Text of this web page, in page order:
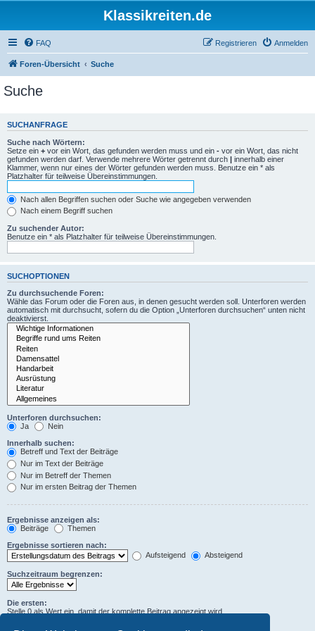
Klassikreiten.de
FAQ Anmelden
Registrieren
Foren-Übersicht Suche
Suche
SUCHANFRAGE
Suche nach Wörtern:
Setze ein + vor ein Wort, das gefunden werden muss und ein - vor ein Wort, das nicht
gefunden werden darf. Verwende mehrere Wörter getrennt durch | innerhalb einer
Klammer, wenn nur eines der Wörter gefunden werden muss. Benutze ein * als
Platzhalter für teilweise Übereinstimmungen.
Nach allen Begriffen suchen oder Suche wie angegeben verwenden
Nach einem Begriff suchen
Zu suchender Autor:
Benutze ein * als Platzhalter für teilweise Übereinstimmungen.
SUCHOPTIONEN
Zu durchsuchende Foren:
Wähle das Forum oder die Foren aus, in denen gesucht werden soll. Unterforen werden
automatisch mit durchsucht, sofern du die Option „Unterforen durchsuchen“ unten nicht
deaktivierst.
Unterforen durchsuchen:
Ja
Nein
Innerhalb suchen:
Betreff und Text der Beiträge
Nur im Text der Beiträge
Nur im Betreff der Themen
Nur im ersten Beitrag der Themen
Ergebnisse anzeigen als:
Beiträge
Themen
Ergebnisse sortieren nach:
Aufsteigend
Absteigend
Suchzeitraum begrenzen:
Die ersten:
Stelle 0 als Wert ein, damit der komplette Beitrag angezeigt wird.